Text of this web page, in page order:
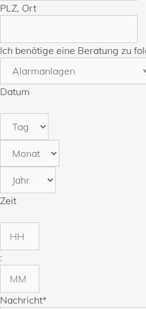
PLZ, Ort
Ich benötige eine Beratung zu
Datum
Zeit
:
Nachricht*